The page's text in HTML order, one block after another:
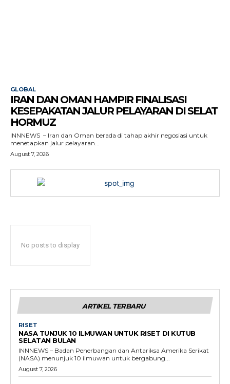
GLOBAL
IRAN DAN OMAN HAMPIR FINALISASI
KESEPAKATAN JALUR PELAYARAN DI SELAT
HORMUZ
INNNEWS – Iran dan Oman berada di tahap akhir negosiasi untuk
menetapkan jalur pelayaran...
August 7, 2026
No posts to display
ARTIKEL TERBARU
RISET
NASA TUNJUK 10 ILMUWAN UNTUK RISET DI KUTUB
SELATAN BULAN
INNNEWS – Badan Penerbangan dan Antariksa Amerika Serikat
(NASA) menunjuk 10 ilmuwan untuk bergabung...
August 7, 2026